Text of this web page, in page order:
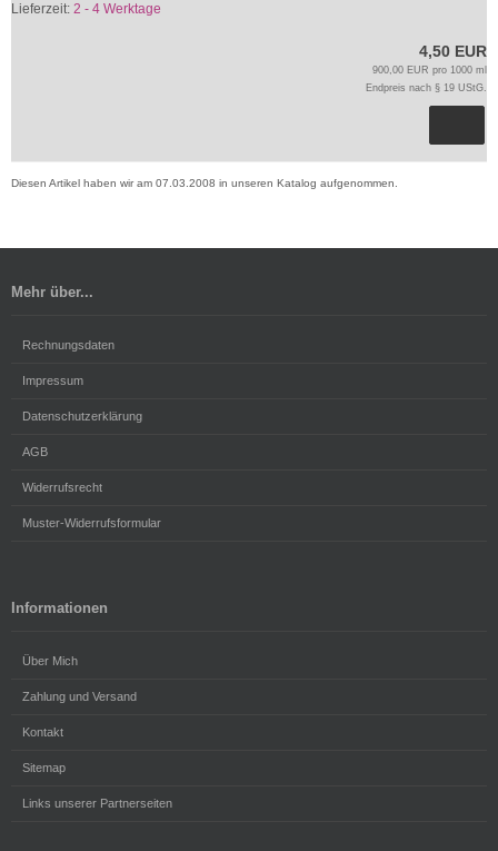
Lieferzeit: 2 - 4 Werktage
4,50 EUR
900,00 EUR pro 1000 ml
Endpreis nach § 19 UStG.
Diesen Artikel haben wir am 07.03.2008 in unseren Katalog aufgenommen.
Mehr über...
Rechnungsdaten
Impressum
Datenschutzerklärung
AGB
Widerrufsrecht
Muster-Widerrufsformular
Informationen
Über Mich
Zahlung und Versand
Kontakt
Sitemap
Links unserer Partnerseiten